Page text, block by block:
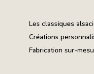
Les classiques
Créations
Fabrication sur-